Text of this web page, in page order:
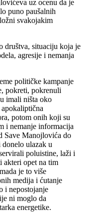
uz ocenu da je
puno paušalnih
svakojakim
društva, situaciju koja je
agresije i nemanja
političke kampanje
pokreti, pokrenuli
imali ništa oko
potom onih koji su
i nemanje informacija
Save Manojlovića do
ulazak u
poluistine, laži i
akteri opet na tim
je to više
medija i ćutanje
i nepostojanje
ni moglo da
energetike.